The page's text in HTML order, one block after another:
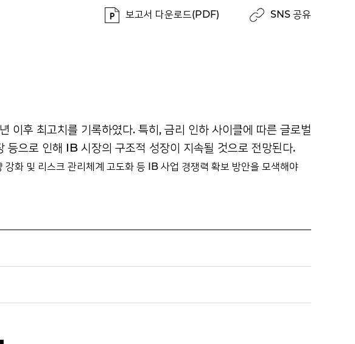
보고서 다운로드(PDF) SNS 공유
후 최고치를 기록하였다. 특히, 금리 인하 사이클에 따른 글로벌
으로 인해 IB 시장의 구조적 성장이 지속될 것으로 전망된다.
강화 및 리스크 관리체계 고도화 등 IB 사업 경쟁력 확보 방안을 모색해야